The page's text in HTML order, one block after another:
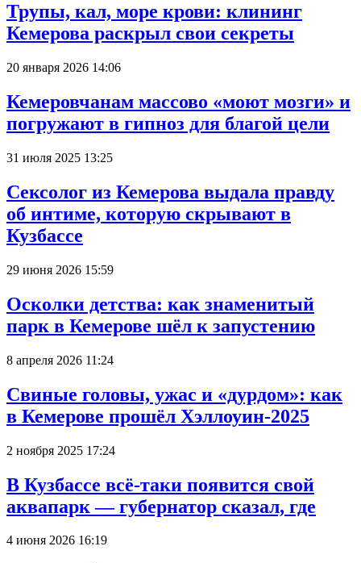
Трупы, кал, море крови: клининг
Кемерова раскрыл свои секреты
20 января 2026 14:06
Кемеровчанам массово «моют мозги» и
погружают в гипноз для благой цели
31 июля 2025 13:25
Сексолог из Кемерова выдала правду
об интиме, которую скрывают в
Кузбассе
29 июня 2026 15:59
Осколки детства: как знаменитый
парк в Кемерове шёл к запустению
8 апреля 2026 11:24
Свиные головы, ужас и «дурдом»: как
в Кемерове прошёл Хэллоуин-2025
2 ноября 2025 17:24
В Кузбассе всё-таки появится свой
аквапарк — губернатор сказал, где
4 июня 2026 16:19